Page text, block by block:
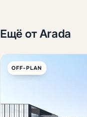
Ещё от Arada
OFF-PLAN